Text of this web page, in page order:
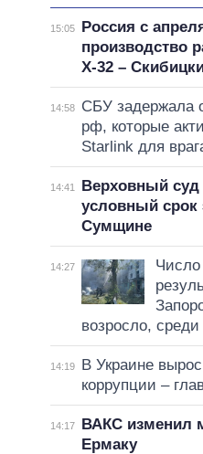
15:05
Россия с
производство
Х-32 –
14:58
СБУ задержала
рф, которые
Starlink для
14:41
Верховный суд
условный срок
Сумщине
14:27
возросло,
14:19
В Украине
коррупции –
14:17
ВАКС изменил
Ермаку